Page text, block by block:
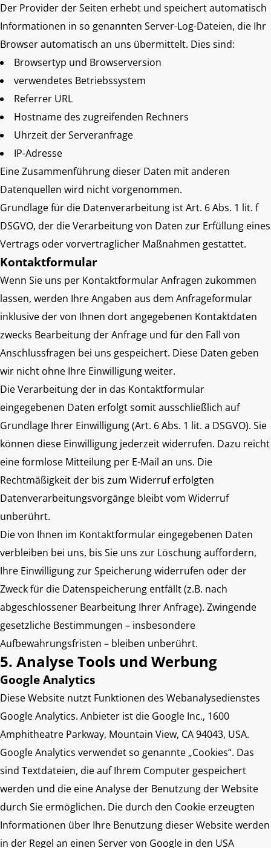
Der Provider der Seiten erhebt und speichert automatisch
Informationen in so genannten Server-Log-Dateien, die Ihr
Browser automatisch an uns übermittelt. Dies sind:
Browsertyp und Browserversion
verwendetes Betriebssystem
Referrer URL
Hostname des zugreifenden Rechners
Uhrzeit der Serveranfrage
IP-Adresse
Eine Zusammenführung dieser Daten mit anderen
Datenquellen wird nicht vorgenommen.
Grundlage für die Datenverarbeitung ist Art. 6 Abs. 1 lit. f
DSGVO, der die Verarbeitung von Daten zur Erfüllung eines
Vertrags oder vorvertraglicher Maßnahmen gestattet.
Kontaktformular
Wenn Sie uns per Kontaktformular Anfragen zukommen
lassen, werden Ihre Angaben aus dem Anfrageformular
inklusive der von Ihnen dort angegebenen Kontaktdaten
zwecks Bearbeitung der Anfrage und für den Fall von
Anschlussfragen bei uns gespeichert. Diese Daten geben
wir nicht ohne Ihre Einwilligung weiter.
Die Verarbeitung der in das Kontaktformular
eingegebenen Daten erfolgt somit ausschließlich auf
Grundlage Ihrer Einwilligung (Art. 6 Abs. 1 lit. a DSGVO). Sie
können diese Einwilligung jederzeit widerrufen. Dazu reicht
eine formlose Mitteilung per E-Mail an uns. Die
Rechtmäßigkeit der bis zum Widerruf erfolgten
Datenverarbeitungsvorgänge bleibt vom Widerruf
unberührt.
Die von Ihnen im Kontaktformular eingegebenen Daten
verbleiben bei uns, bis Sie uns zur Löschung auffordern,
Ihre Einwilligung zur Speicherung widerrufen oder der
Zweck für die Datenspeicherung entfällt (z.B. nach
abgeschlossener Bearbeitung Ihrer Anfrage). Zwingende
gesetzliche Bestimmungen – insbesondere
Aufbewahrungsfristen – bleiben unberührt.
5. Analyse Tools und Werbung
Google Analytics
Diese Website nutzt Funktionen des Webanalysedienstes
Google Analytics. Anbieter ist die Google Inc., 1600
Amphitheatre Parkway, Mountain View, CA 94043, USA.
Google Analytics verwendet so genannte „Cookies“. Das
sind Textdateien, die auf Ihrem Computer gespeichert
werden und die eine Analyse der Benutzung der Website
durch Sie ermöglichen. Die durch den Cookie erzeugten
Informationen über Ihre Benutzung dieser Website werden
in der Regel an einen Server von Google in den USA